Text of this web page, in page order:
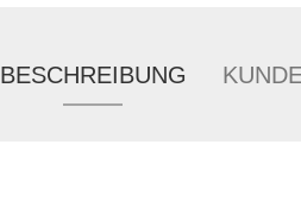
BESCHREIBUNG